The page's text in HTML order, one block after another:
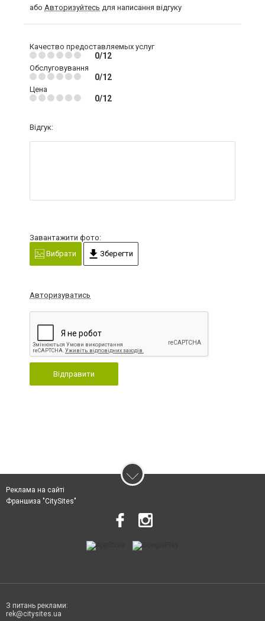
або Авторизуйтесь для написання відгуку
Качество предоставляемых услуг
0/12
Обслуговування
0/12
Цена
0/12
Відгук:
Завантажити фото:
Вибрати
Зберегти
Авторизуватись
Відправити
Реклама на сайті
Франшиза "CitySites"
З питань реклами:
rek@citysites.ua